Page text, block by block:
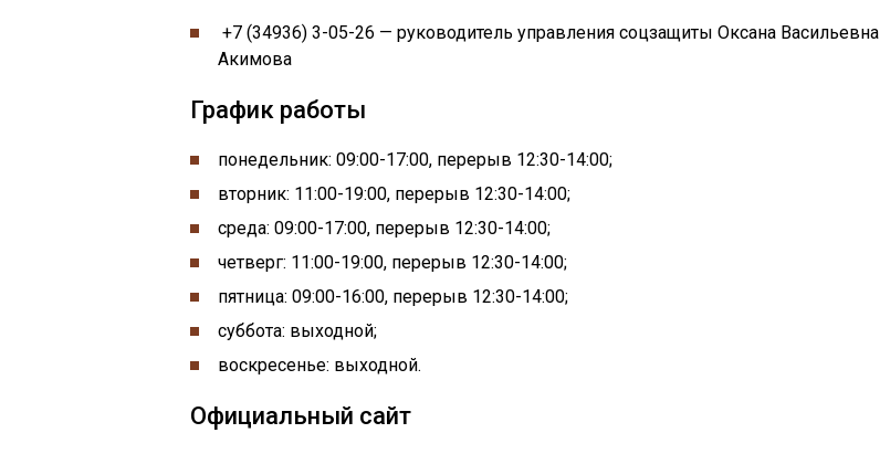
+7 (34936) 3-05-26 — руководитель управления соцзащиты Оксана Васильевна
Акимова
График работы
понедельник: 09:00-17:00, перерыв 12:30-14:00;
вторник: 11:00-19:00, перерыв 12:30-14:00;
среда: 09:00-17:00, перерыв 12:30-14:00;
четверг: 11:00-19:00, перерыв 12:30-14:00;
пятница: 09:00-16:00, перерыв 12:30-14:00;
суббота: выходной;
воскресенье: выходной.
Официальный сайт